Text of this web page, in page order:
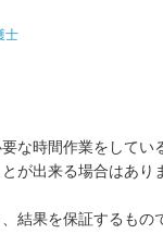
士
な時間作業をしてい
が出来る場合はあり
結果を保証するもの